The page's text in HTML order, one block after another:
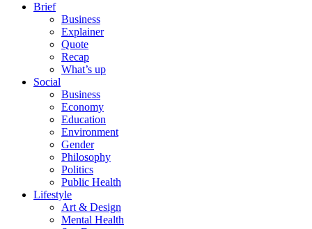
Brief
Business
Explainer
Quote
Recap
What’s up
Social
Business
Economy
Education
Environment
Gender
Philosophy
Politics
Public Health
Lifestyle
Art & Design
Mental Health